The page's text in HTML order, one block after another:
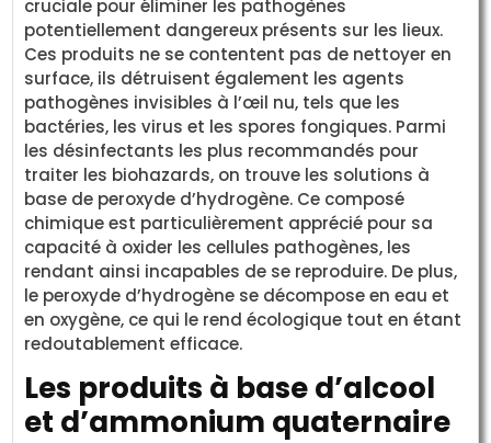
cruciale pour éliminer les pathogènes
potentiellement dangereux présents sur les lieux.
Ces produits ne se contentent pas de nettoyer en
surface, ils détruisent également les agents
pathogènes invisibles à l’œil nu, tels que les
bactéries, les virus et les spores fongiques. Parmi
les désinfectants les plus recommandés pour
traiter les biohazards, on trouve les solutions à
base de peroxyde d’hydrogène. Ce composé
chimique est particulièrement apprécié pour sa
capacité à oxider les cellules pathogènes, les
rendant ainsi incapables de se reproduire. De plus,
le peroxyde d’hydrogène se décompose en eau et
en oxygène, ce qui le rend écologique tout en étant
redoutablement efficace.
Les produits à base d’alcool
et d’ammonium quaternaire